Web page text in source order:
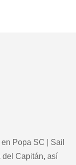
Popa SC | Sail
del Capitán, así